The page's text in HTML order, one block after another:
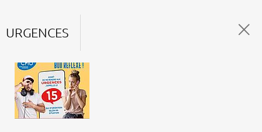
URGENCES